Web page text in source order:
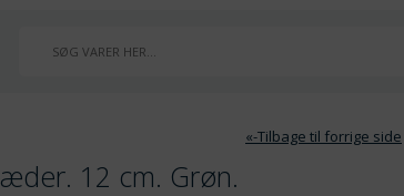
«-Tilbage til forrige side
12 cm. Grøn.